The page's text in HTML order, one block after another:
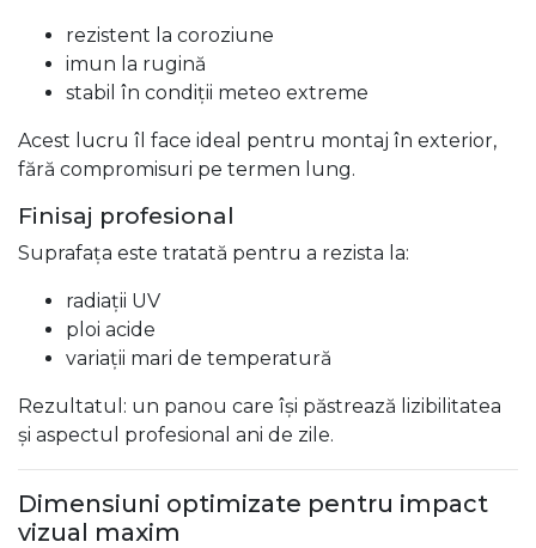
rezistent la coroziune
imun la rugină
stabil în condiții meteo extreme
Acest lucru îl face ideal pentru montaj în exterior,
fără compromisuri pe termen lung.
Finisaj profesional
Suprafața este tratată pentru a rezista la:
radiații UV
ploi acide
variații mari de temperatură
Rezultatul: un panou care își păstrează lizibilitatea
și aspectul profesional ani de zile.
Dimensiuni optimizate pentru impact
vizual maxim